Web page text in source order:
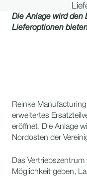
Die Anlage wird den
Lieferoptionen
Reinke
erweitertes
eröffnet. Die Anlage
Nordosten der
Das
Möglichkeit geben,